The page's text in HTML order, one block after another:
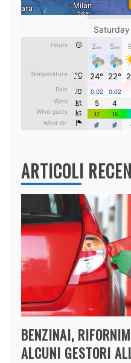
ARTICOLI
BENZINAI,
ALCUNI GESTORI